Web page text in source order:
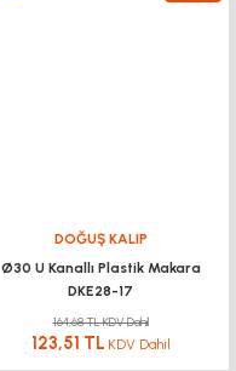
DOĞUŞ KALIP
Ø30 U Kanallı Plastik Makara
DKE28-17
164,68 TL KDV Dahil
123,51 TL KDV Dahil